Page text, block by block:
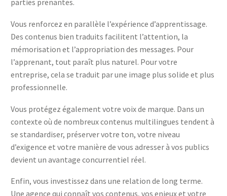
parties prenantes.
Vous renforcez en parallèle l’expérience d’apprentissage.
Des contenus bien traduits facilitent l’attention, la
mémorisation et l’appropriation des messages. Pour
l’apprenant, tout paraît plus naturel. Pour votre
entreprise, cela se traduit par une image plus solide et plus
professionnelle.
Vous protégez également votre voix de marque. Dans un
contexte où de nombreux contenus multilingues tendent à
se standardiser, préserver votre ton, votre niveau
d’exigence et votre manière de vous adresser à vos publics
devient un avantage concurrentiel réel.
Enfin, vous investissez dans une relation de long terme.
Une agence qui connaît vos contenus, vos enjeux et votre